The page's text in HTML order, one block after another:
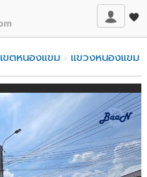
เขตหนองแขม แขวงหนองแขม